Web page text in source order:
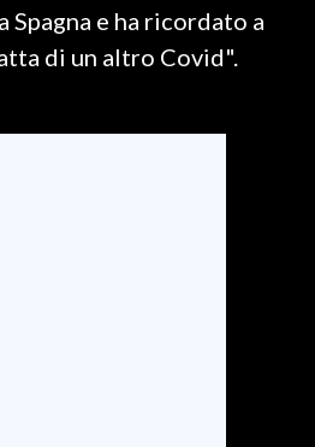
e ha ricordato a
di un altro Covid".